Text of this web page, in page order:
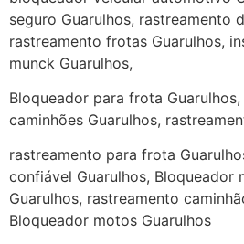
seguro Guarulhos, rastreamento
rastreamento frotas Guarulhos,
munck Guarulhos,
Bloqueador para frota
caminhões Guarulhos,
rastreamento para frota
confiável Guarulhos, Bloqueador
Guarulhos, rastreamento
Bloqueador motos Guarulhos